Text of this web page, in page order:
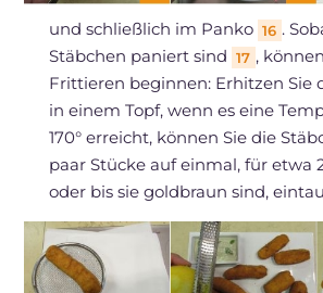
und schließlich im Panko 16 .
Stäbchen paniert sind 17 ,
Frittieren beginnen: Erhitzen Sie
in einem Topf, wenn es eine
170° erreicht, können Sie die
paar Stücke auf einmal, für etwa
oder bis sie goldbraun sind,